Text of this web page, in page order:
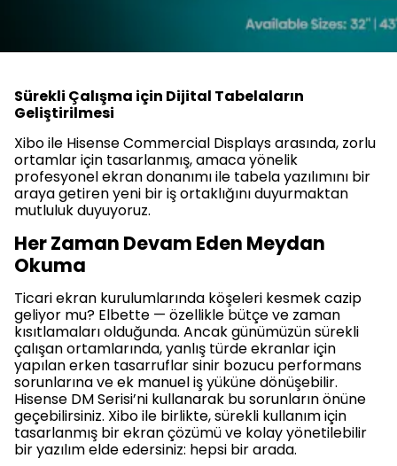
Sürekli Çalışma için Dijital Tabelaların
Geliştirilmesi
Xibo ile Hisense Commercial Displays arasında, zorlu
ortamlar için tasarlanmış, amaca yönelik
profesyonel ekran donanımı ile tabela yazılımını bir
araya getiren yeni bir iş ortaklığını duyurmaktan
mutluluk duyuyoruz.
Her Zaman Devam Eden Meydan
Okuma
Ticari ekran kurulumlarında köşeleri kesmek cazip
geliyor mu? Elbette — özellikle bütçe ve zaman
kısıtlamaları olduğunda. Ancak günümüzün sürekli
çalışan ortamlarında, yanlış türde ekranlar için
yapılan erken tasarruflar sinir bozucu performans
sorunlarına ve ek manuel iş yüküne dönüşebilir.
Hisense DM Serisi’ni kullanarak bu sorunların önüne
geçebilirsiniz. Xibo ile birlikte, sürekli kullanım için
tasarlanmış bir ekran çözümü ve kolay yönetilebilir
bir yazılım elde edersiniz: hepsi bir arada.